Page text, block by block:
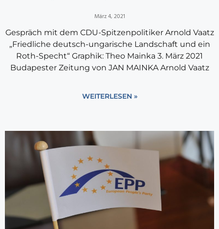
März 4, 2021
Gespräch mit dem CDU-Spitzenpolitiker Arnold Vaatz
„Friedliche deutsch-ungarische Landschaft und ein
Roth-Specht“ Graphik: Theo Mainka 3. März 2021
Budapester Zeitung von JAN MAINKA Arnold Vaatz
WEITERLESEN »